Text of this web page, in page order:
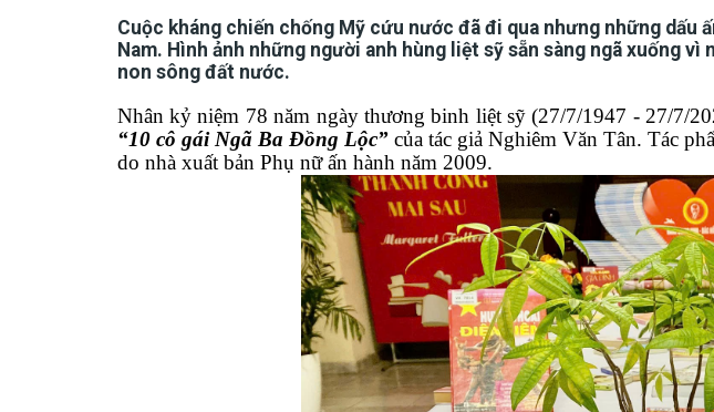
Cuộc kháng chiến chống Mỹ cứu nước đã đi qua nhưng những dấu
Nam. Hình ảnh những người anh hùng liệt sỹ sẵn sàng ngã xuống
non sông đất nước.
Nhân kỷ niệm 78 năm ngày thương binh liệt sỹ (27/7/1947 - 27/7/
“10 cô gái Ngã Ba Đồng Lộc” của tác giả Nghiêm Văn Tân. Tác
do nhà xuất bản Phụ nữ ấn hành năm 2009.